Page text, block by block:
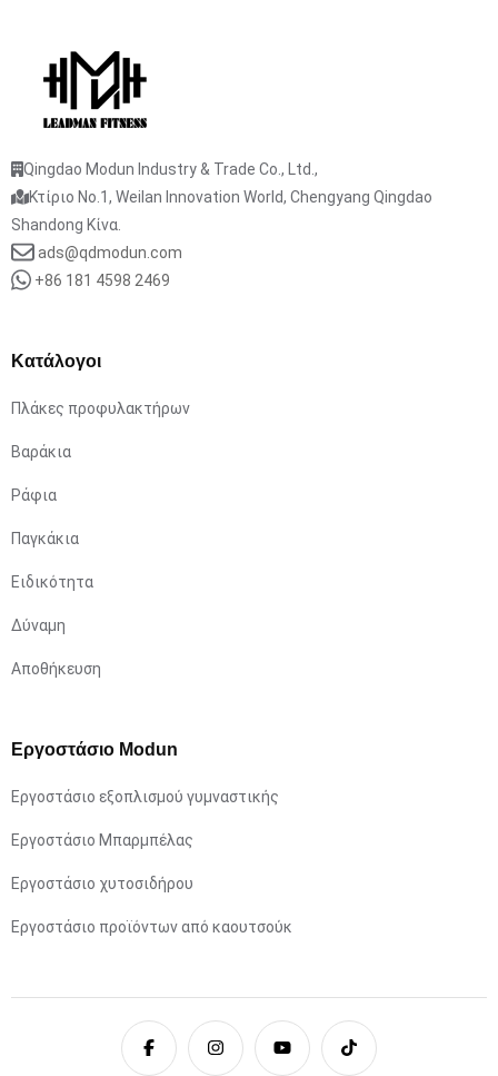
Qingdao Modun Industry & Trade Co., Ltd.,
Κτίριο No.1, Weilan Innovation World, Chengyang Qingdao
Shandong Κίνα.
ads@qdmodun.com
+86 181 4598 2469
Κατάλογοι
Πλάκες προφυλακτήρων
Βαράκια
Ράφια
Παγκάκια
Ειδικότητα
Δύναμη
Αποθήκευση
Εργοστάσιο Modun
Εργοστάσιο εξοπλισμού γυμναστικής
Εργοστάσιο Μπαρμπέλας
Εργοστάσιο χυτοσιδήρου
Εργοστάσιο προϊόντων από καουτσούκ